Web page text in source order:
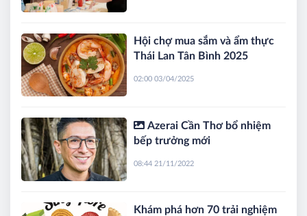
Hội chợ mua sắm và ẩm thực
Thái Lan Tân Bình 2025
02:00 03/04/2025
Azerai Cần Thơ bổ nhiệm
bếp trưởng mới
08:44 21/11/2022
Khám phá hơn 70 trải nghiệm